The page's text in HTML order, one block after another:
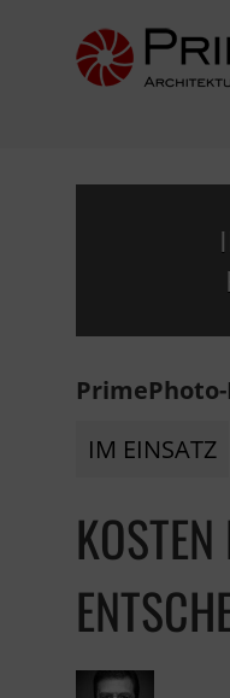
IM EINSATZ